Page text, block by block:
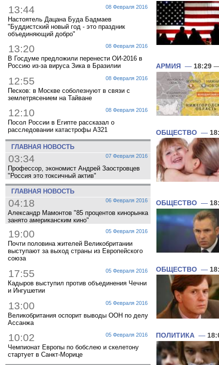
08 Февраля 2016
13:44
Настоятель Дацана Буда Бадмаев
"Буддистский новый год - это праздник
объединяющий добро"
08 Февраля 2016
13:20
В Госдуме предложили перенести ОИ-2016 в
Россию из-за вируса Зика в Бразилии
08 Февраля 2016
12:55
Песков: в Москве соболезнуют в связи с
землетрясением на Тайване
08 Февраля 2016
12:10
Посол России в Египте рассказал о
расследовании катастрофы A321
ГЛАВНАЯ НОВОСТЬ
07 Февраля 2016
03:34
Профессор, экономист Андрей Заостровцев
"Россия это токсичный актив"
ГЛАВНАЯ НОВОСТЬ
06 Февраля 2016
04:18
Александр Мамонтов "85 процентов кинорынка
занято американским кино"
05 Февраля 2016
19:00
Почти половина жителей Великобритании
выступают за выход страны из Европейского
союза
05 Февраля 2016
17:55
Кадыров выступил против объединения Чечни
и Ингушетии
05 Февраля 2016
13:00
Великобритания оспорит выводы ООН по делу
Ассанжа
05 Февраля 2016
10:02
Чемпионат Европы по бобслею и скелетону
стартует в Санкт-Морице
АРМИЯ — 18:29
ОБЩЕСТВО —
ОБЩЕСТВО —
ОБЩЕСТВО —
ПОЛИТИКА —